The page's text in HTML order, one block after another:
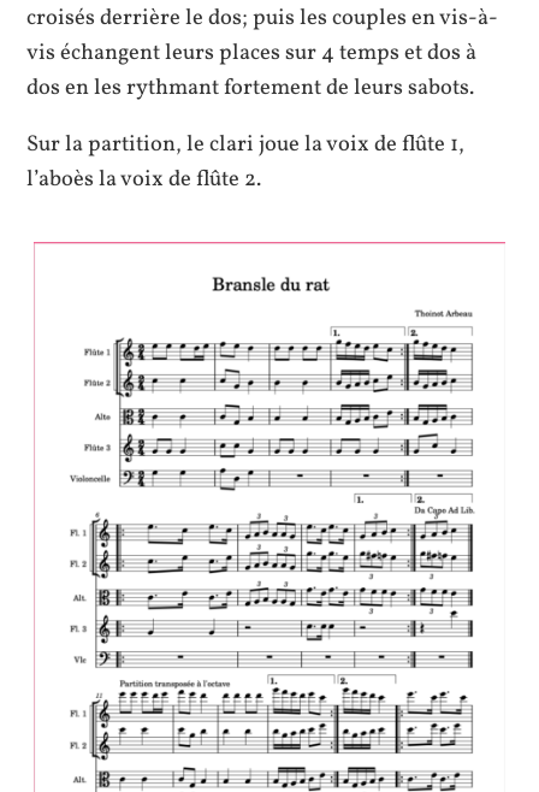
croisés derrière le dos; puis les couples en vis-à-
vis échangent leurs places sur 4 temps et dos à
dos en les rythmant fortement de leurs sabots.
Sur la partition, le clari joue la voix de flûte 1,
l’aboès la voix de flûte 2.